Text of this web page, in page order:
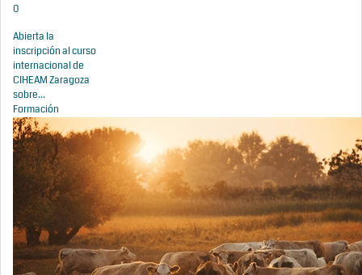
0
Abierta la
inscripción al curso
internacional de
CIHEAM Zaragoza
sobre...
Formación